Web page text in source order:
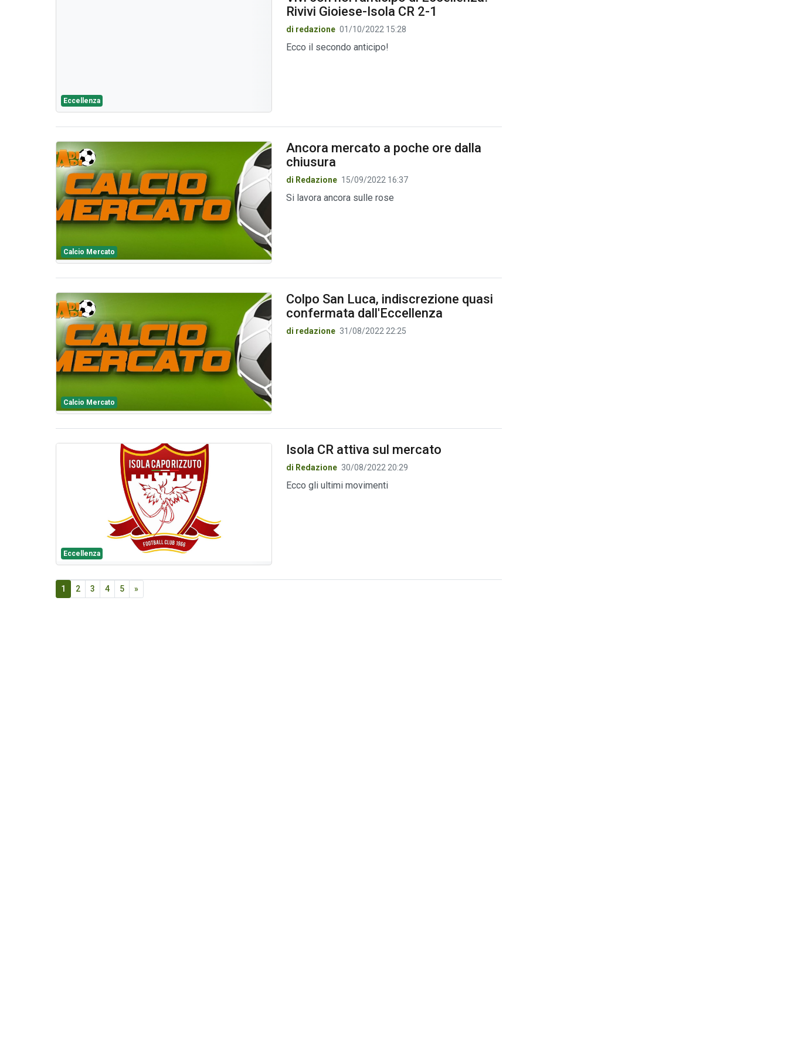
Eccellenza
Rivivi Gioiese-Isola CR 2-1
di redazione 01/10/2022 15:28
Ecco il secondo anticipo!
Calcio Mercato
Ancora mercato a poche ore dalla
chiusura
di Redazione 15/09/2022 16:37
Si lavora ancora sulle rose
Calcio Mercato
Colpo San Luca, indiscrezione quasi
confermata dall'Eccellenza
di redazione 31/08/2022 22:25
Eccellenza
Isola CR attiva sul mercato
di Redazione 30/08/2022 20:29
Ecco gli ultimi movimenti
1 2 3 4 5 »